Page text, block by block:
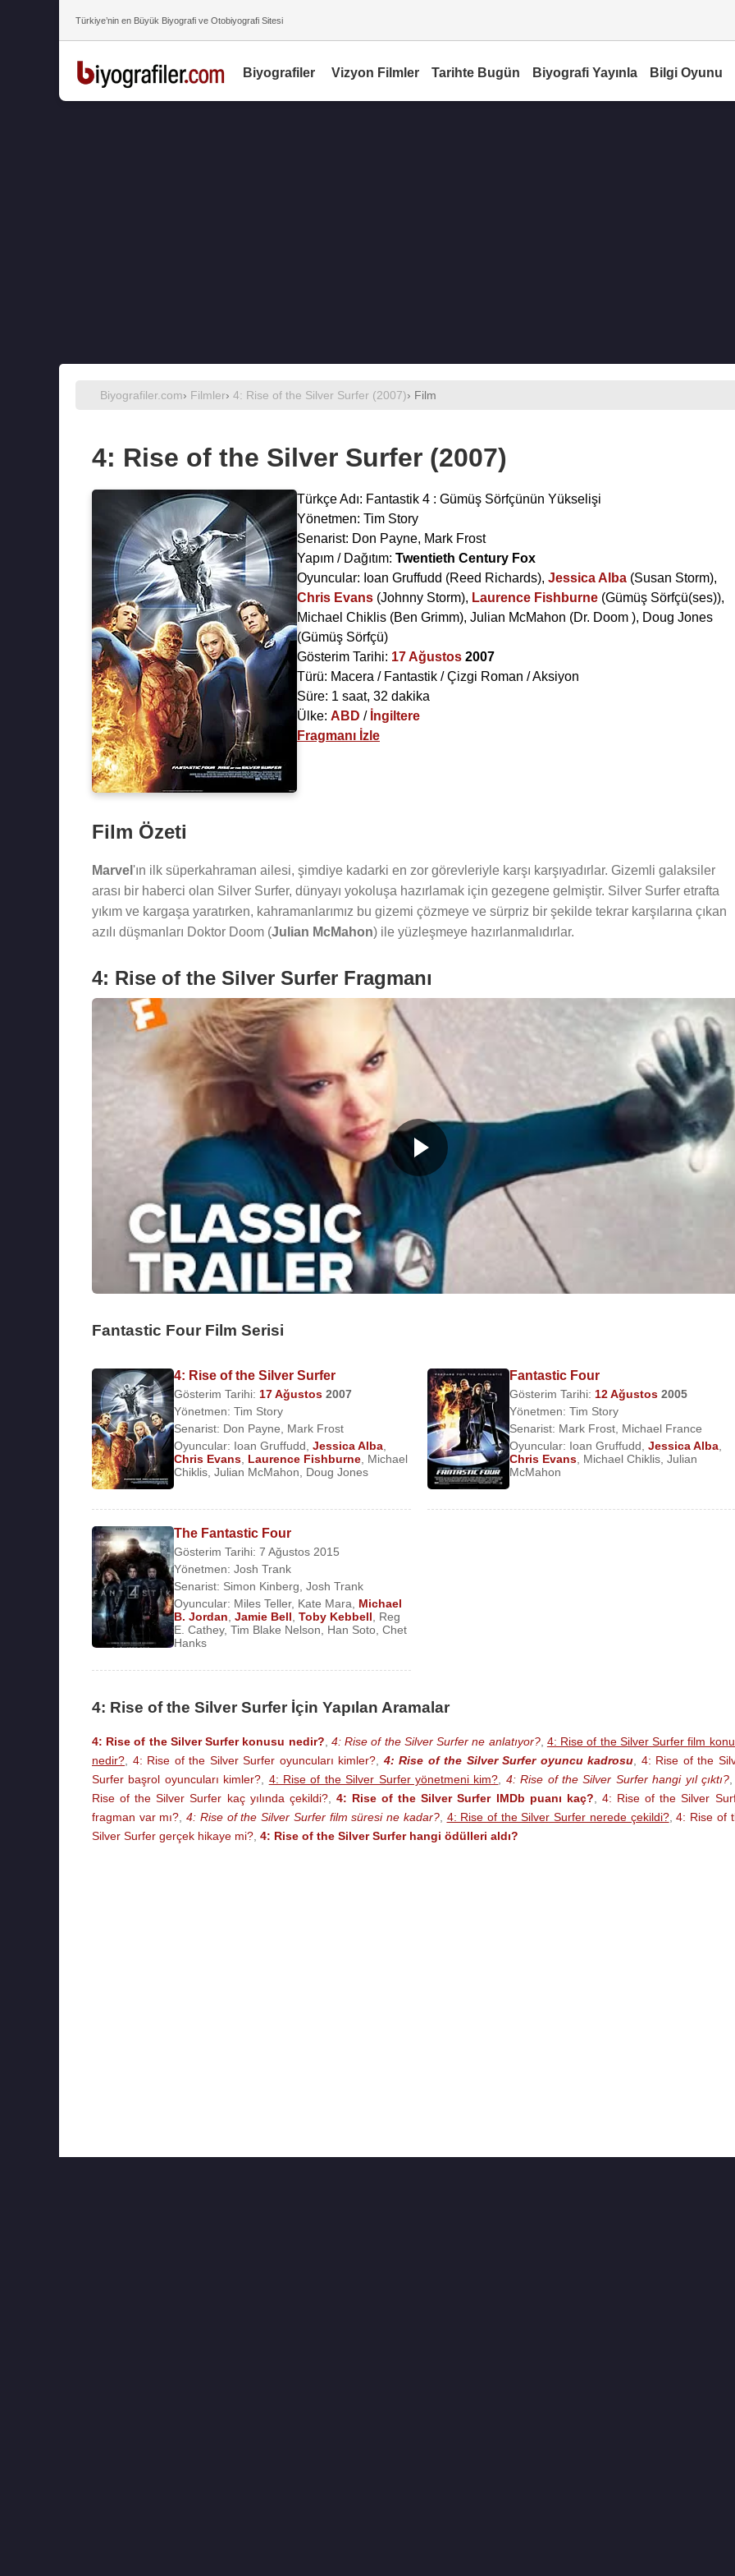
Türkiye’nin en Büyük Biyografi ve Otobiyografi Sitesi
Biyografiler Vizyon Filmler Tarihte Bugün Biyografi Yayınla Bilgi Oyunu
Biyografiler.com› Filmler› 4: Rise of the Silver Surfer (2007)› Film
4: Rise of the Silver Surfer (2007)
Türkçe Adı: Fantastik 4 : Gümüş Sörfçünün Yükselişi
Yönetmen: Tim Story
Senarist: Don Payne, Mark Frost
Yapım / Dağıtım: Twentieth Century Fox
Oyuncular: Ioan Gruffudd (Reed Richards), Jessica Alba (Susan Storm),
Chris Evans (Johnny Storm), Laurence Fishburne (Gümüş Sörfçü(ses)),
Michael Chiklis (Ben Grimm), Julian McMahon (Dr. Doom ), Doug Jones
(Gümüş Sörfçü)
Gösterim Tarihi: 17 Ağustos 2007
Türü: Macera / Fantastik / Çizgi Roman / Aksiyon
Süre: 1 saat, 32 dakika
Ülke: ABD / İngiltere
Fragmanı İzle
Film Özeti
Marvel 'ın ilk süperkahraman ailesi, şimdiye kadarki en zor görevleriyle karşı karşıyadırlar. Gizemli galaksiler
arası bir haberci olan Silver Surfer, dünyayı yokoluşa hazırlamak için gezegene gelmiştir. Silver Surfer etrafta
yıkım ve kargaşa yaratırken, kahramanlarımız bu gizemi çözmeye ve sürpriz bir şekilde tekrar karşılarına çıkan
azılı düşmanları Doktor Doom (Julian McMahon) ile yüzleşmeye hazırlanmalıdırlar.
4: Rise of the Silver Surfer Fragmanı
Fantastic Four Film Serisi
4: Rise of the Silver Surfer
Gösterim Tarihi: 17 Ağustos 2007
Yönetmen: Tim Story
Senarist: Don Payne
Mark Frost
Oyuncular: Ioan Gruffudd Jessica Alba
Chris Evans Laurence Fishburne Michael
Chiklis Julian McMahon Doug Jones
Fantastic Four
Gösterim Tarihi: 12 Ağustos 2005
Yönetmen:Tim Story
Senarist: Mark Frost Michael France
Oyuncular: Ioan Gruffudd ,Jessica Alba
Chris Evans Michael Chiklis ,Julian
McMahon
The Fantastic Four
Gösterim Tarihi: 7 Ağustos 2015
Yönetmen: Josh Trank
Senarist: Simon Kinberg, Josh Trank
Oyuncular: Miles Teller, Kate Mara, Michael
B. Jordan, Jamie Bell, Toby Kebbell, Reg
E. Cathey, Tim Blake Nelson, Han Soto, Chet
Hanks
4: Rise of the Silver Surfer İçin Yapılan Aramalar
4: Rise of the Silver Surfer konusu nedir?, 4: Rise of the Silver Surfer ne anlatıyor?, 4: Rise of the Silver Surfer film
nedir?, 4: Rise of the Silver Surfer oyuncuları kimler?, 4: Rise of the Silver Surfer oyuncu kadrosu, 4: Rise of the
Surfer başrol oyuncuları kimler?, 4: Rise of the Silver Surfer yönetmeni kim?, 4: Rise of the Silver Surfer hangi yıl çıktı?,
Rise of the Silver Surfer kaç yılında çekildi?, 4: Rise of the Silver Surfer IMDb puanı kaç?, 4: Rise of the Silver
fragman var mı?,4: Rise of the Silver Surfer film süresi ne kadar?, 4: Rise of the Silver Surfer nerede çekildi?,4: Rise of
Silver Surfer gerçek hikaye mi?, 4: Rise of the Silver Surfer hangi ödülleri aldı?